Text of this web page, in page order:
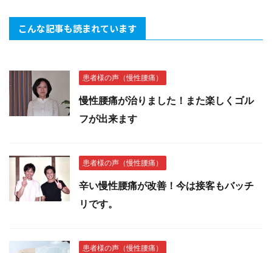
こんな記事も読まれています
患者様の声（慢性腰痛）
慢性腰痛が治りました！また楽しくゴル
フが出来ます
患者様の声（慢性腰痛）
辛い慢性腰痛が改善！今は接客もバッチ
リです。
患者様の声（慢性腰痛）